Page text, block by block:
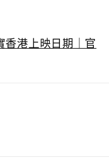
港上映日期｜官